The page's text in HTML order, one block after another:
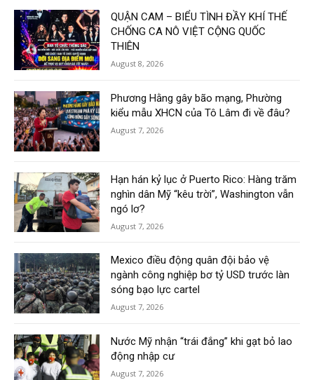
QUẬN CAM – BIỂU TÌNH ĐẦY KHÍ THẾ
CHỐNG CA NÔ VIỆT CỘNG QUỐC
THIÊN
August 8, 2026
Phương Hằng gây bão mạng, Phường
kiểu mẫu XHCN của Tô Lâm đi về đâu?
August 7, 2026
Hạn hán kỷ lục ở Puerto Rico: Hàng trăm
nghìn dân Mỹ “kêu trời”, Washington vẫn
ngó lơ?
August 7, 2026
Mexico điều động quân đội bảo vệ
ngành công nghiệp bơ tỷ USD trước làn
sóng bạo lực cartel
August 7, 2026
Nước Mỹ nhận “trái đắng” khi gạt bỏ lao
động nhập cư
August 7, 2026